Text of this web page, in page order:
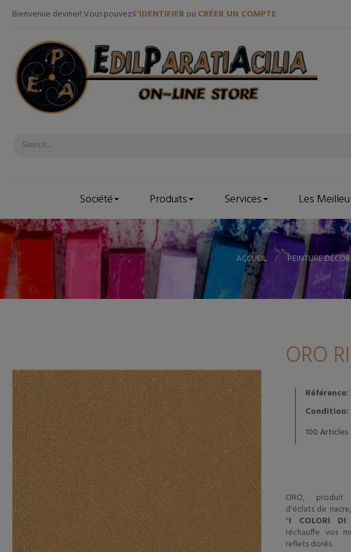
Bienvenue deviner! Vous pouvezS'IDENTIFIERou CRÉER UN COMPTE
Société Produits Services Les
ACCUEIL > PEINTURE
ORO
Référence:
Condition:
100Articles
ORO,
d'éclats de
"I COLORI DI
réchauffe vos
reflets dorés.